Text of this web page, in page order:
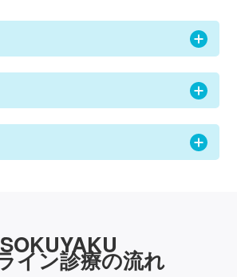
SOKUYAKU
イン診療の流れ